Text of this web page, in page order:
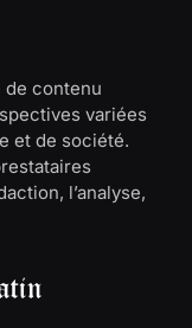
de contenu
variées
et de société.
l’analyse,